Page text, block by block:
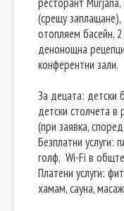
(срещу заплащане),
отопляем басейн,
денонощна
конферентни зали.
За децата: детски
детски столчета в
(при заявка,
Безплатни услуги:
голф, Wi-Fi в
Платени услуги:
хамам, сауна,